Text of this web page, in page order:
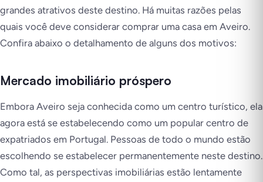
grandes atrativos deste destino. Há muitas razões pelas
quais você deve considerar comprar uma casa em Aveiro.
Confira abaixo o detalhamento de alguns dos motivos:
Mercado imobiliário próspero
Embora Aveiro seja conhecida como um centro turístico, ela
agora está se estabelecendo como um popular centro de
expatriados em Portugal. Pessoas de todo o mundo estão
escolhendo se estabelecer permanentemente neste destino.
Como tal, as perspectivas imobiliárias estão lentamente